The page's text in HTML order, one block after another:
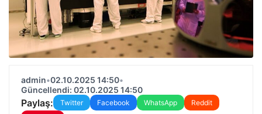
admin•02.10.2025 14:50•
Güncellendi: 02.10.2025 14:50
Paylaş: Twitter Facebook WhatsApp
Reddit